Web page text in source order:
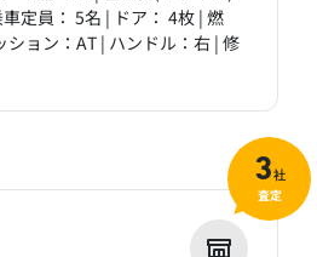
定員： 5名 | ドア： 4枚 | 燃
ョン：AT | ハンドル：右 | 修
3社
査定